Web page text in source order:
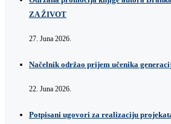
ZA ŽIVOT
27. Juna 2026.
Načelnik održao prijem učenika
22. Juna 2026.
Potpisani ugovori za realizaciju